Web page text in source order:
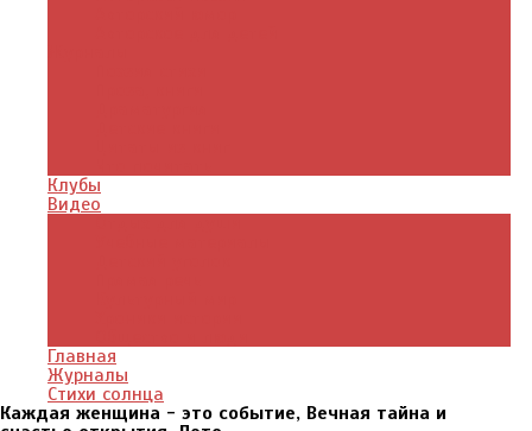
Клубы
Видео
Главная
Журналы
Стихи солнца
Каждая женщина - это событие, Вечная тайна и